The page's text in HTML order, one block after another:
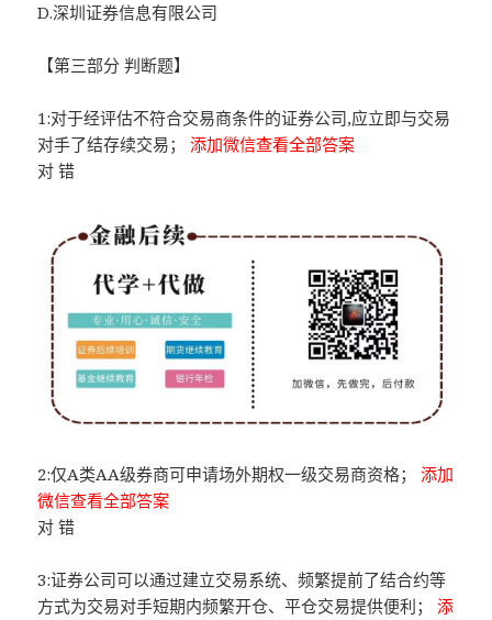
D.深圳证券信息有限公司
【第三部分 判断题】
1:对于经评估不符合交易商条件的证券公司,应立即与交易
对手了结存续交易；添加微信查看全部答案
对 错
2:仅A类AA级券商可申请场外期权一级交易商资格；添加
微信查看全部答案
对 错
3:证券公司可以通过建立交易系统、频繁提前了结合约等
方式为交易对手短期内频繁开仓、平仓交易提供便利；添